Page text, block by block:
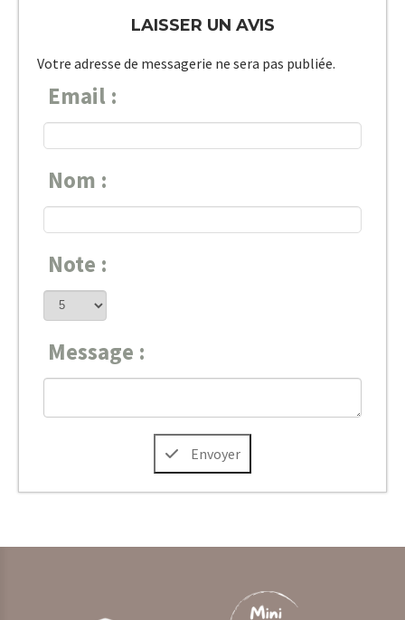
LAISSER UN AVIS
Votre adresse de messagerie ne sera pas publiée.
Email :
Nom :
Note :
Message :
Envoyer